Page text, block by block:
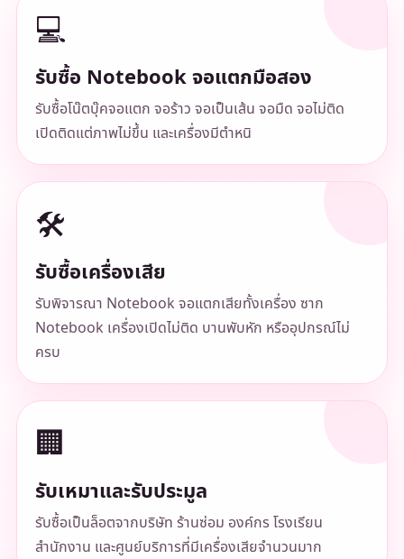
💻
รับซื้อ Notebook จอแตกมือสอง
รับซื้อโน๊ตบุ๊คจอแตก จอร้าว จอเป็นเส้น จอมืด จอไม่ติด
เปิดติดแต่ภาพไม่ขึ้น และเครื่องมีตำหนิ
🛠️
รับซื้อเครื่องเสีย
รับพิจารณา Notebook จอแตกเสียทั้งเครื่อง ซาก
Notebook เครื่องเปิดไม่ติด บานพับหัก หรืออุปกรณ์ไม่
ครบ
🏢
รับเหมาและรับประมูล
รับซื้อเป็นล็อตจากบริษัท ร้านซ่อม องค์กร โรงเรียน
สำนักงาน และศูนย์บริการที่มีเครื่องเสียจำนวนมาก